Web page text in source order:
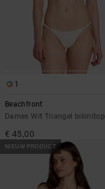
1
Beachfront
Dames Wit Triangel bikinitop
€ 45,00
NIEUW PRODUCT